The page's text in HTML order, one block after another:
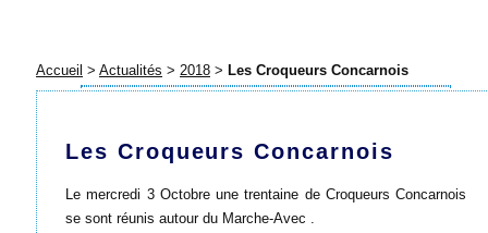
Accueil > Actualités > 2018 > Les Croqueurs Concarnois
Les Croqueurs Concarnois
Le mercredi 3 Octobre une trentaine de Croqueurs Concarnois
se sont réunis autour du Marche-Avec .